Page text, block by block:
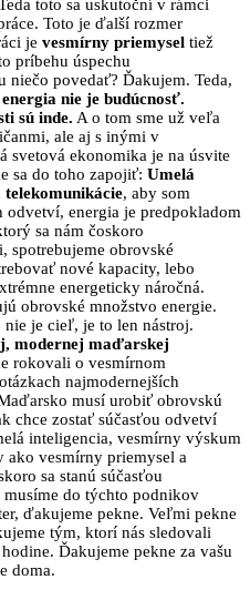
toto sa uskutoční v rámci
Toto je ďalší rozmer
je vesmírny priemysel tiež
príbehu úspechu
niečo povedať? Ďakujem. Teda,
energia nie je budúcnosť.
sú inde. A o tom sme už veľa
ale aj s inými v
svetová ekonomika je na úsvite
sa do toho zapojiť: Umelá
, aby som
energia je predpokladom
sa nám čoskoro
spotrebujeme obrovské
nové kapacity, lebo
energeticky náročná.
obrovské množstvo energie.
je cieľ, je to len nástroj.
modernej maďarskej
rokovali o vesmírnom
najmodernejších
musí urobiť obrovskú
chce zostať súčasťou odvetví
inteligencia, vesmírny výskum
ako vesmírny priemysel a
sa stanú súčasťou
musíme do týchto podnikov
ďakujeme pekne. Veľmi pekne
tým, ktorí nás sledovali
Ďakujeme pekne za vašu
doma.